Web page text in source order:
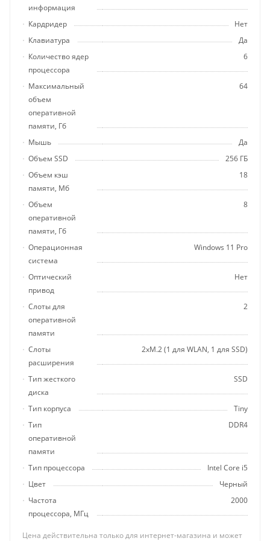
информация
Кардридер
Нет
Клавиатура
Да
Количество ядер
процессора
6
Максимальный
объем
оперативной
памяти, Гб
64
Мышь
Да
Объем SSD
256 ГБ
Объем кэш
памяти, Мб
18
Объем
оперативной
памяти, Гб
8
Операционная
система
Windows 11 Pro
Оптический
привод
Нет
Слоты для
оперативной
памяти
2
Слоты
расширения
2хM.2 (1 для WLAN, 1 для SSD)
Тип жесткого
диска
SSD
Тип корпуса
Tiny
Тип
оперативной
памяти
DDR4
Тип процессора
Intel Core i5
Цвет
Черный
Частота
процессора, МГц
2000
Цена действительна только для интернет-магазина и может